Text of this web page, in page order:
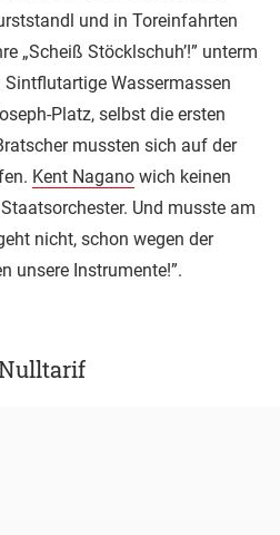
und in Toreinfahrten
„Scheiß Stöcklschuh’!” unterm
Wassermassen
Platz, selbst die ersten
mussten sich auf der
Kent Nagano wich keinen
Und musste am
nicht, schon wegen der
unsere Instrumente!”.